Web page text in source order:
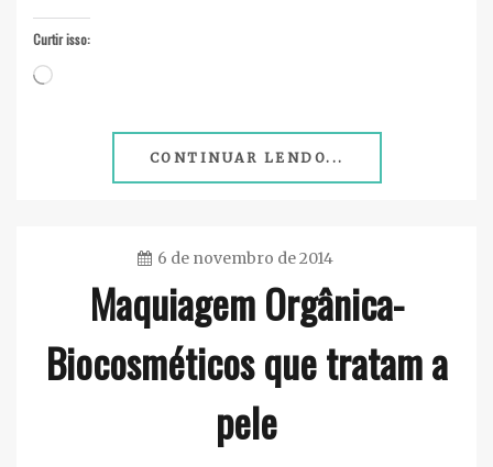
Curtir isso:
Carregando...
CONTINUAR LENDO...
6 de novembro de 2014
Ester
Sena
Silva
Maquiagem Orgânica-
Biocosméticos que tratam a
pele